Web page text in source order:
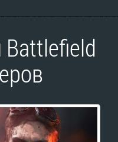
Battlefield